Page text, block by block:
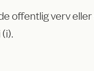
offentlig verv